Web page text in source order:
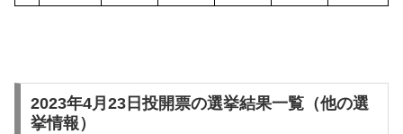
2023年4月23日投開票の選挙結果一覧（他の選
挙情報）